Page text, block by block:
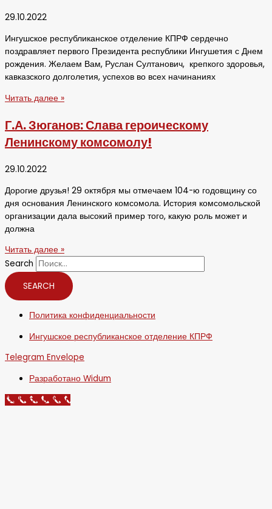
29.10.2022
Ингушское республиканское отделение КПРФ сердечно
поздравляет первого Президента республики Ингушетия с Днем
рождения. Желаем Вам, Руслан Султанович, крепкого здоровья,
кавказского долголетия, успехов во всех начинаниях
Читать далее »
Г.А. Зюганов: Слава героическому
Ленинскому комсомолу!
29.10.2022
Дорогие друзья! 29 октября мы отмечаем 104-ю годовщину со
дня основания Ленинского комсомола. История комсомольской
организации дала высокий пример того, какую роль может и
должна
Читать далее »
Search
SEARCH
Политика конфиденциальности
Ингушское республиканское отделение КПРФ
Telegram Envelope
Разработано Widum
Call Now Button